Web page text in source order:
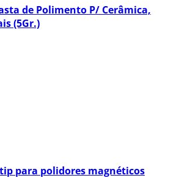
de Polimento P/ Cerâmica,
(5Gr.)
para polidores magnéticos